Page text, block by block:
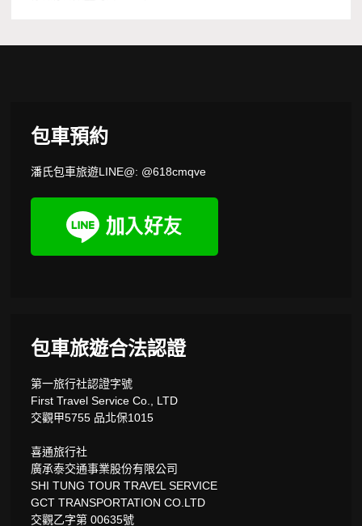
包車預約
潘氏包車旅遊LINE@: @618cmqve
包車旅遊合法認證
第一旅行社認證字號
First Travel Service Co., LTD
交觀甲5755 品北保1015
喜通旅行社
廣承泰交通事業股份有限公司
SHI TUNG TOUR TRAVEL SERVICE
GCT TRANSPORTATION CO.LTD
交觀乙字第 00635號